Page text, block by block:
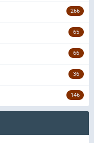
266
65
66
36
146